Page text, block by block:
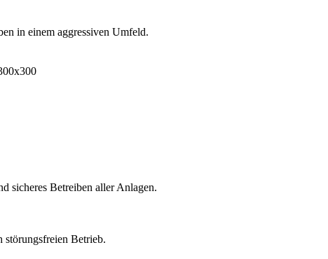
in einem aggressiven Umfeld.
sicheres Betreiben aller Anlagen.
störungsfreien Betrieb.